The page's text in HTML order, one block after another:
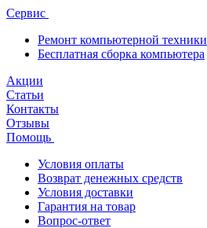
Сервис
Ремонт компьютерной техники
Бесплатная сборка компьютера
Акции
Статьи
Контакты
Отзывы
Помощь
Условия оплаты
Возврат денежных средств
Условия доставки
Гарантия на товар
Вопрос-ответ